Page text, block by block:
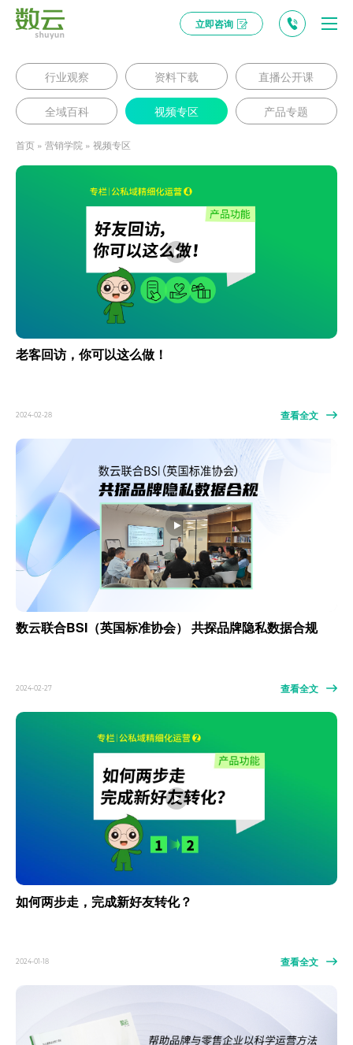
立即咨询
行业观察 资料下载 直播公开课
全域百科 视频专区 产品专题
首页 » 营销学院 » 视频专区
老客回访，你可以这么做！
2024-02-28 查看全文
数云联合BSI（英国标准协会） 共探品牌隐私数据合规
2024-02-27 查看全文
如何两步走，完成新好友转化？
2024-01-18 查看全文